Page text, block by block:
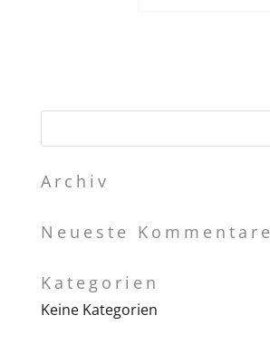
Archiv
Neueste Kommentare
Kategorien
Keine Kategorien